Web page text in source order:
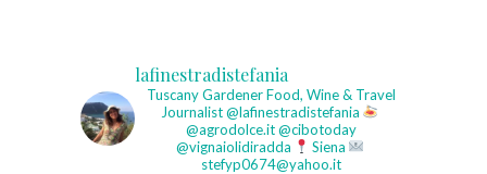
lafinestradistefania
Tuscany GardenerFood, Wine & Travel
Journalist@lafinestradistefania
@agrodolce.it @cibotoday
@vignaiolidiradda
Siena
stefyp0674@yahoo.it